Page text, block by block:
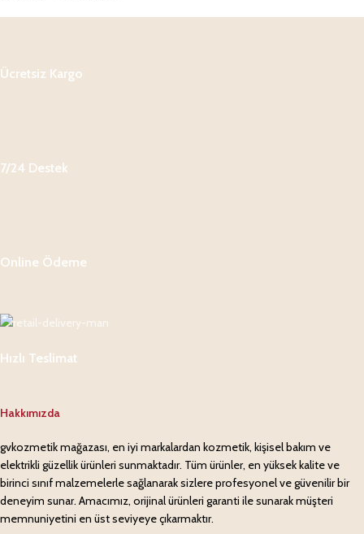
Ücretsiz Kargo
7/24 Destek
Online Ödeme
Hızlı Teslimat
Hakkımızda
gvkozmetik mağazası, en iyi markalardan kozmetik, kişisel bakım ve
elektrikli güzellik ürünleri sunmaktadır. Tüm ürünler, en yüksek kalite ve
birinci sınıf malzemelerle sağlanarak sizlere profesyonel ve güvenilir bir
deneyim sunar. Amacımız, orijinal ürünleri garanti ile sunarak müşteri
memnuniyetini en üst seviyeye çıkarmaktır.